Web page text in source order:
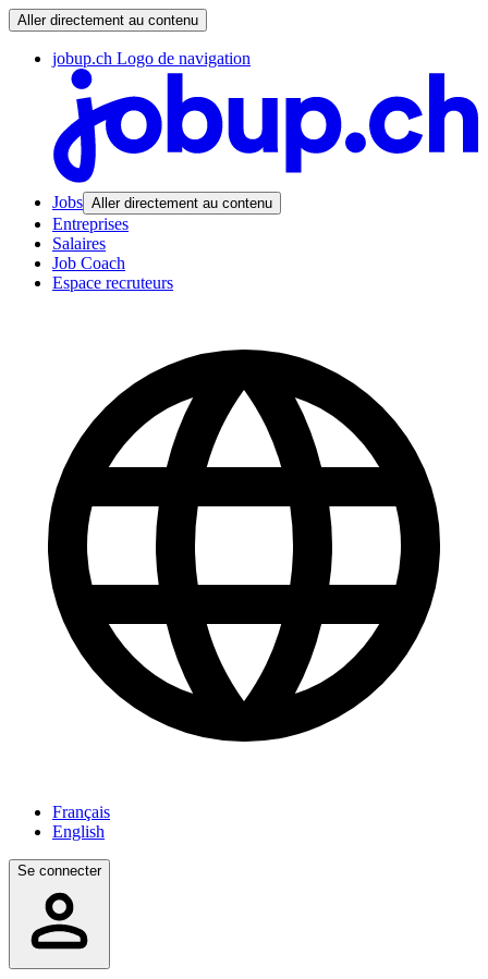
Aller directement au contenu
jobup.ch Logo de navigation
Jobs Aller directement au contenu
Entreprises
Salaires
Job Coach
Espace recruteurs
Français
English
Se connecter